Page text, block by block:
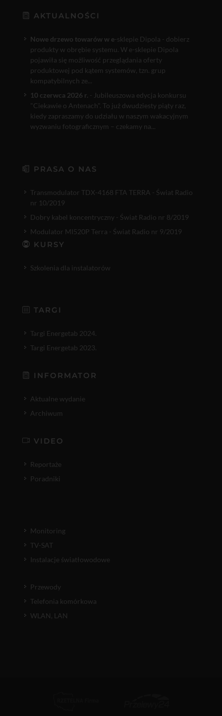
AKTUALNOŚCI
Nowe drzewo towarów w e-sklepie Dipola - dobierz
produkty w obrębie systemu. W e-sklepie Dipola
pojawiła się możliwość przeglądania oferty
produktowej pod kątem systemów, tzn. grup
kompatybilnych ze...
10 czerwca 2026 r. - Jubileuszowa edycja konkursu
"Ciekawie o Antenach". To już dwudziesty piąty raz,
kiedy zapraszamy do udziału w naszym wakacyjnym
wyzwaniu fotograficznym – czekamy na...
PRASA O NAS
Transmodulator TDX-4168 FTA TERRA - Świat Radio
nr 10/2019
Dobry kabel koncentryczny - Świat Radio nr 8/2019
Modulator MI520P Terra - Świat Radio nr 9/2019
KURSY
Szkolenia dla instalatorów
TARGI
Targi Energetab 2024.
Targi Energetab 2023.
INFORMATOR
Aktualne wydanie
Archiwum
VIDEO
Reportaże
Poradniki
Monitoring
TV-SAT
Instalacje światłowodowe
Przewody
Telefonia komórkowa
WLAN, LAN